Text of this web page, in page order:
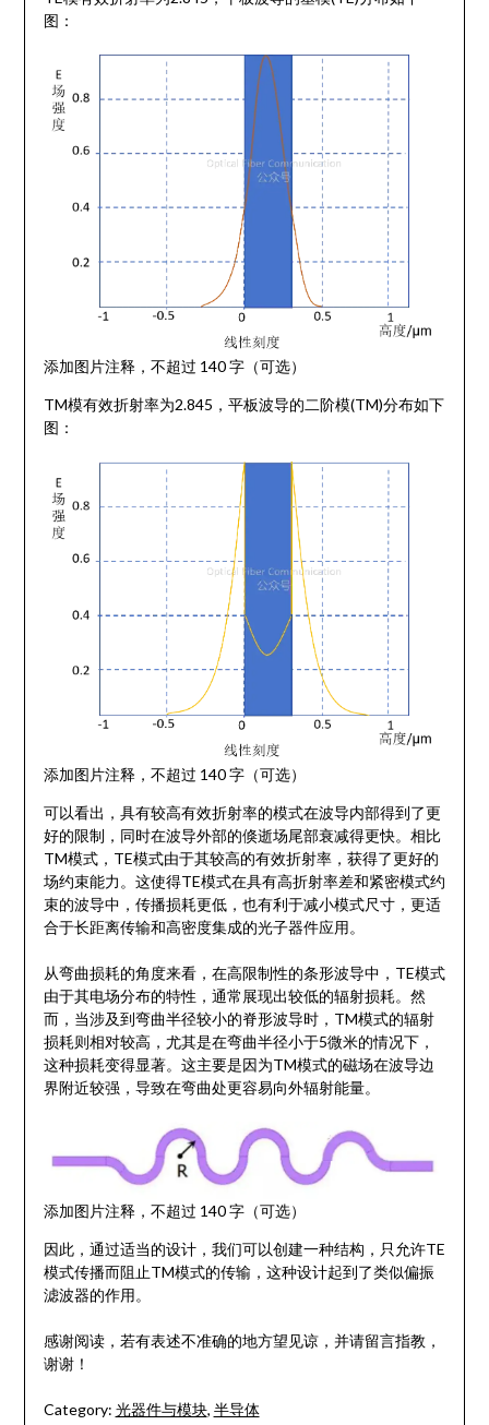
图：
添加图片注释，不超过 140 字（可选）
TM模有效折射率为2.845，平板波导的二阶模(TM)分布如下
图：
添加图片注释，不超过 140 字（可选）
可以看出，具有较高有效折射率的模式在波导内部得到了更
好的限制，同时在波导外部的倏逝场尾部衰减得更快。相比
TM模式，TE模式由于其较高的有效折射率，获得了更好的
场约束能力。这使得TE模式在具有高折射率差和紧密模式约
束的波导中，传播损耗更低，也有利于减小模式尺寸，更适
合于长距离传输和高密度集成的光子器件应用。
从弯曲损耗的角度来看，在高限制性的条形波导中，TE模式
由于其电场分布的特性，通常展现出较低的辐射损耗。然
而，当涉及到弯曲半径较小的脊形波导时，TM模式的辐射
损耗则相对较高，尤其是在弯曲半径小于5微米的情况下，
这种损耗变得显著。这主要是因为TM模式的磁场在波导边
界附近较强，导致在弯曲处更容易向外辐射能量。
添加图片注释，不超过 140 字（可选）
因此，通过适当的设计，我们可以创建一种结构，只允许TE
模式传播而阻止TM模式的传输，这种设计起到了类似偏振
滤波器的作用。
感谢阅读，若有表述不准确的地方望见谅，并请留言指教，
谢谢！
Category: 光器件与模块, 半导体